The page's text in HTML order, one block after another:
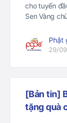
cho tuyến
Sen Vàng
Phật
29/
[Bản tin]
tặng quà